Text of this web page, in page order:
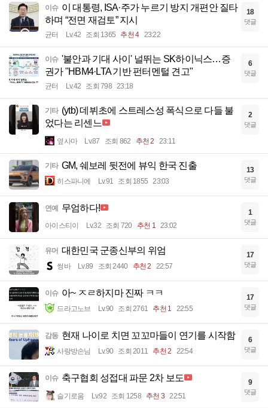
이슈 이 대통령, ISA·주가 누르기 방지 개편안 질타
하며 “전면 재검토” 지시
균터 Lv.42 조회 1365 추천 4 23:22
18
댓글
이슈 '불안과 기대 사이' 널뛰는 SK하이닉스…증
권가 "HBM4·LTA 기반 펀터멘털 견고"
균터 Lv.42 조회 798 23:18
6
댓글
기타 (ytb) 데뷔초에 스트레스성 폭식으로 다들 불
었다는 리센느
옆사마 Lv.87 조회 862 추천 2 23:11
2
댓글
기타 GM, 쉐보레 뒷전에 뷰익 한국 진출
히스파니에 Lv.91 조회 1855 23:03
13
댓글
연예 무엄하다!
아이스티이 Lv.32 조회 720 추천 1 23:02
1
댓글
유머 대한민국 군종신부의 위엄
썽바 Lv.89 조회 2440 추천 2 22:57
17
댓글
이슈 아~ ㅈㄹ하지마 진짜 ㅋㅋ
드라고노브 Lv.90 조회 2761 추천 1 22:55
17
댓글
감동 현재 나이로 치면 꼬꼬마들이 연기를 시작함
사랑방손님 Lv.90 조회 2011 추천 2 22:54
6
댓글
이슈 축구협회 성접대 파문 2차 보도
슬기로움 Lv.92 조회 1258 추천 3 22:51
9
댓글